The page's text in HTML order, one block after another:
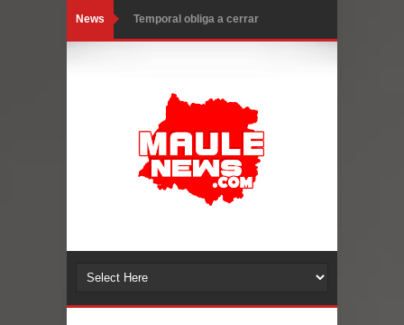
News Miles llegan a la Plaza de Armas de
Chancho 2026
Torneo de Asadores reúne a 13
equipos en la Fiesta del Chancho
reforzar medidas y consulta oportuna